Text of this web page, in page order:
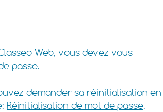
Web, vous devez vous
passe.
demander sa réinitialisation en
Réinitialisation de mot de passe.